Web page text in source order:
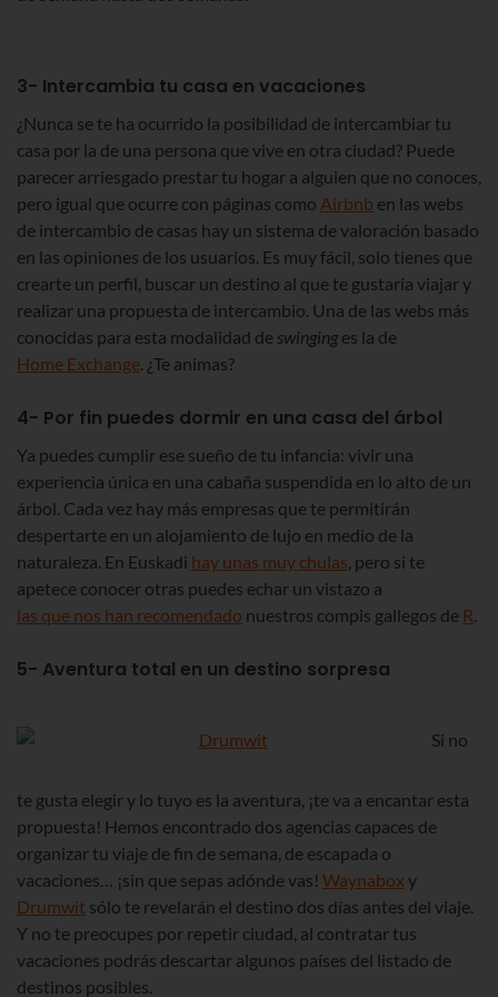
3- Intercambia tu casa en vacaciones
¿Nunca se te ha ocurrido la posibilidad de intercambiar tu
casa por la de una persona que vive en otra ciudad? Puede
parecer arriesgado prestar tu hogar a alguien que no conoces,
pero igual que ocurre con páginas como Airbnb en las webs
de intercambio de casas hay un sistema de valoración basado
en las opiniones de los usuarios. Es muy fácil, solo tienes que
crearte un perfil, buscar un destino al que te gustaría viajar y
realizar una propuesta de intercambio. Una de las webs más
conocidas para esta modalidad de swinginges la de
Home Exchange. ¿Te animas?
4- Por fin puedes dormir en una casa del árbol
Ya puedes cumplir ese sueño de tu infancia: vivir una
experiencia única en una cabaña suspendida en lo alto de un
árbol. Cada vez hay más empresas que te permitirán
despertarte en un alojamiento de lujo en medio de la
naturaleza. En Euskadi hay unas muy chulas, pero si te
apetece conocer otras puedes echar un vistazo a
las que nos han recomendado nuestros compis gallegos de R.
5- Aventura total en un destino sorpresa
Si no
te gusta elegir y lo tuyo es la aventura, ¡te va a encantar esta
propuesta! Hemos encontrado dos agencias capaces de
organizar tu viaje de fin de semana, de escapada o
vacaciones… ¡sin que sepas adónde vas! Waynabox y
Drumwit sólo te revelarán el destino dos días antes del viaje.
Y no te preocupes por repetir ciudad, al contratar tus
vacaciones podrás descartar algunos países del listado de
destinos posibles.